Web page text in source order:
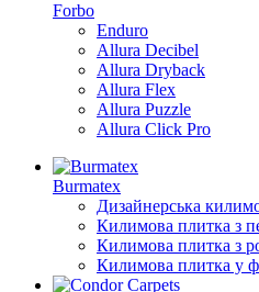
Forbo
Enduro
Allura Decibel
Allura Dryback
Allura Flex
Allura Puzzle
Allura Click Pro
Burmatex
Дизайнерська
Килимова плитка з
Килимова плитка з
Килимова плитка у